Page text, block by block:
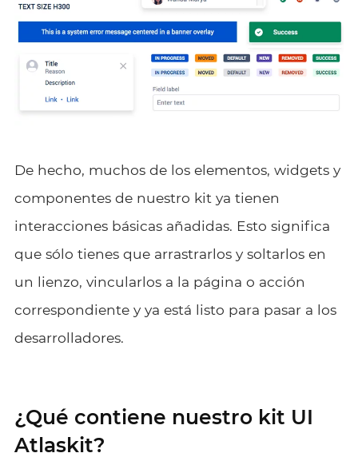
De hecho, muchos de los elementos, widgets y
componentes de nuestro kit ya tienen
interacciones básicas añadidas. Esto significa
que sólo tienes que arrastrarlos y soltarlos en
un lienzo, vincularlos a la página o acción
correspondiente y ya está listo para pasar a los
desarrolladores.
¿Qué contiene nuestro kit UI
Atlaskit?